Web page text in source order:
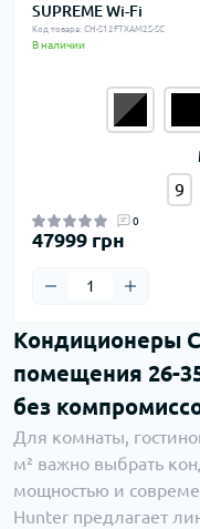
SUPREME Wi-Fi
Код товара: CH-S12FTXAM2S-SC
В наличии
9
0
47999 грн
Кондиционеры
помещения 26-
без
Для комнаты,
м² важно выбрать
мощностью и
Hunter предлагает